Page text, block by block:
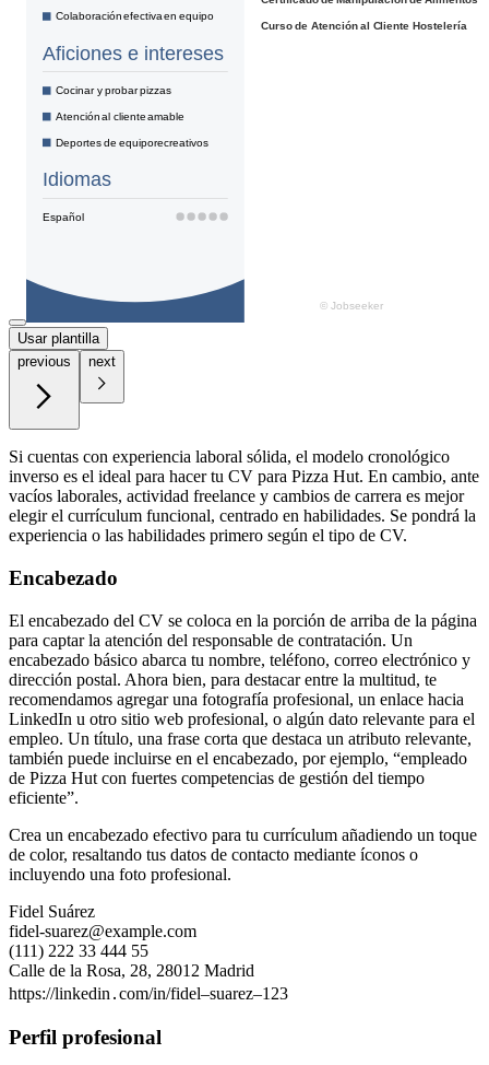
Usar plantilla
previous
next
Si cuentas con experiencia laboral sólida, el modelo cronológico
inverso es el ideal para hacer tu CV para Pizza Hut. En cambio, ante
vacíos laborales, actividad freelance y cambios de carrera es mejor
elegir el currículum funcional, centrado en habilidades. Se pondrá la
experiencia o las habilidades primero según el tipo de CV.
Encabezado
El encabezado del CV se coloca en la porción de arriba de la página
para captar la atención del responsable de contratación. Un
encabezado básico abarca tu nombre, teléfono, correo electrónico y
dirección postal. Ahora bien, para destacar entre la multitud, te
recomendamos agregar una fotografía profesional, un enlace hacia
LinkedIn u otro sitio web profesional, o algún dato relevante para el
empleo. Un título, una frase corta que destaca un atributo relevante,
también puede incluirse en el encabezado, por ejemplo, “empleado
de Pizza Hut con fuertes competencias de gestión del tiempo
eficiente”.
Crea un encabezado efectivo para tu currículum añadiendo un toque
de color, resaltando tus datos de contacto mediante íconos o
incluyendo una foto profesional.
Fidel Suárez
fidel-suarez@example.com
(111) 222 33 444 55
Calle de la Rosa, 28, 28012 Madrid
https://linkedin․com/in/fidel–suarez–123
Perfil profesional